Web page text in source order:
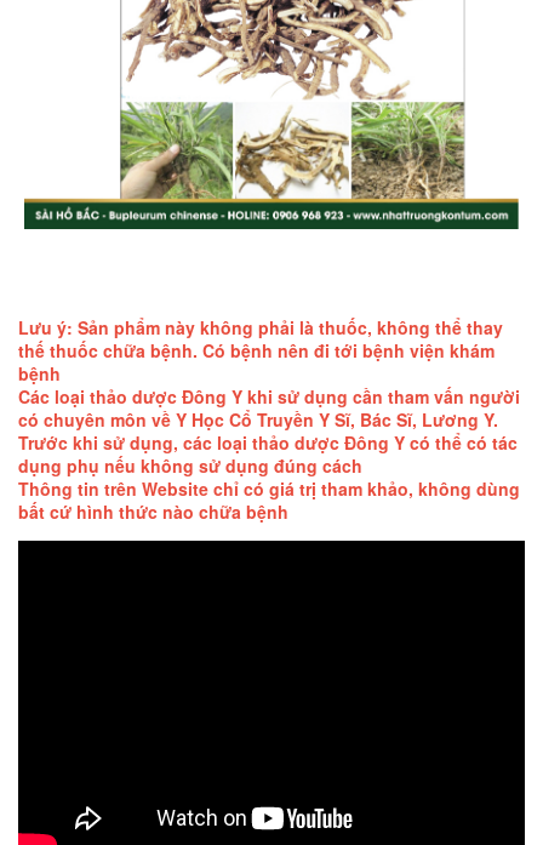
Lưu ý: Sản phẩm này không phải là thuốc, không thể thay
thế thuốc chữa bệnh. Có bệnh nên đi tới bệnh viện khám
bệnh
Các loại thảo dược Đông Y khi sử dụng cần tham vấn người
có chuyên môn về Y Học Cổ Truyền Y Sĩ, Bác Sĩ, Lương Y.
Trước khi sử dụng, các loại thảo dược Đông Y có thể có tác
dụng phụ nếu không sử dụng đúng cách
Thông tin trên Website chỉ có giá trị tham khảo, không dùng
bất cứ hình thức nào chữa bệnh